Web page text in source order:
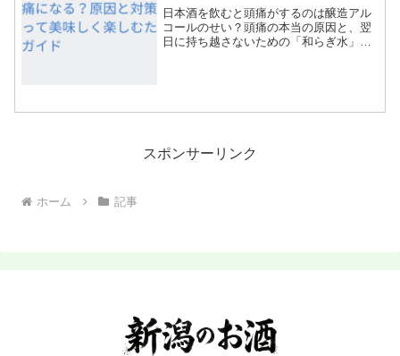
日本酒を飲むと頭痛がするのは醸造アル
コールのせい？頭痛の本当の原因と、翌
日に持ち越さないための「和らぎ水」や
スポンサーリンク
ホーム 記事